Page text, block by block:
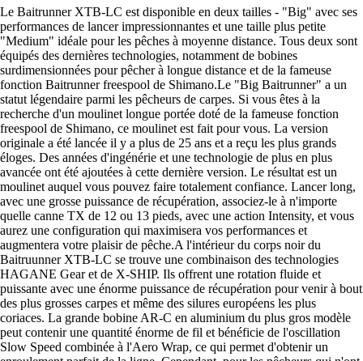
Le Baitrunner XTB-LC est disponible en deux tailles - "Big" avec ses
performances de lancer impressionnantes et une taille plus petite
"Medium" idéale pour les pêches à moyenne distance. Tous deux sont
équipés des dernières technologies, notamment de bobines
surdimensionnées pour pêcher à longue distance et de la fameuse
fonction Baitrunner freespool de Shimano.Le "Big Baitrunner" a un
statut légendaire parmi les pêcheurs de carpes. Si vous êtes à la
recherche d'un moulinet longue portée doté de la fameuse fonction
freespool de Shimano, ce moulinet est fait pour vous. La version
originale a été lancée il y a plus de 25 ans et a reçu les plus grands
éloges. Des années d'ingénérie et une technologie de plus en plus
avancée ont été ajoutées à cette dernière version. Le résultat est un
moulinet auquel vous pouvez faire totalement confiance. Lancer long,
avec une grosse puissance de récupération, associez-le à n'importe
quelle canne TX de 12 ou 13 pieds, avec une action Intensity, et vous
aurez une configuration qui maximisera vos performances et
augmentera votre plaisir de pêche.A l'intérieur du corps noir du
Baitruunner XTB-LC se trouve une combinaison des technologies
HAGANE Gear et de X-SHIP. Ils offrent une rotation fluide et
puissante avec une énorme puissance de récupération pour venir à bout
des plus grosses carpes et même des silures européens les plus
coriaces. La grande bobine AR-C en aluminium du plus gros modèle
peut contenir une quantité énorme de fil et bénéficie de l'oscillation
Slow Speed combinée à l'Aero Wrap, ce qui permet d'obtenir un